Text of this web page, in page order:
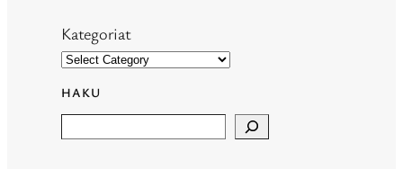
Kategoriat
HAKU